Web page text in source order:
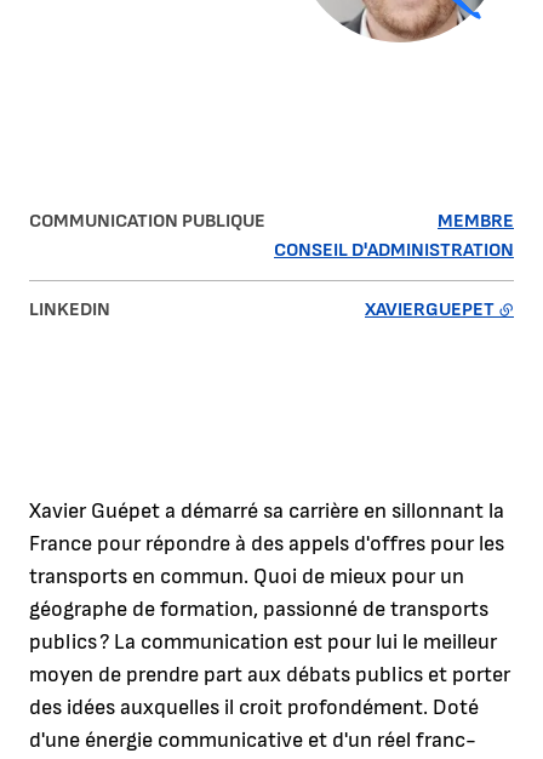
COMMUNICATION PUBLIQUE
MEMBRE
CONSEIL D'ADMINISTRATION
LINKEDIN XAVIERGUEPET
Xavier Guépet a démarré sa carrière en sillonnant la
France pour répondre à des appels d'offres pour les
transports en commun. Quoi de mieux pour un
géographe de formation, passionné de transports
publics ? La communication est pour lui le meilleur
moyen de prendre part aux débats publics et porter
des idées auxquelles il croit profondément. Doté
d'une énergie communicative et d'un réel franc-